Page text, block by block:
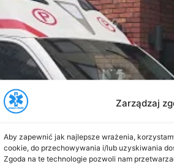
Zarządzaj
Aby zapewnić jak najlepsze wrażenia,
cookie, do przechowywania i/lub uzyskiwania
Zgoda na te technologie pozwoli nam